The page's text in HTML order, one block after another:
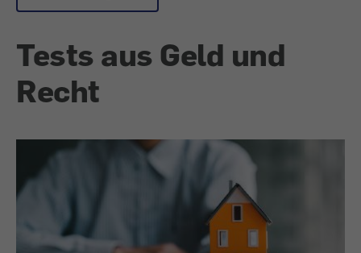
Tests aus Geld und
Recht